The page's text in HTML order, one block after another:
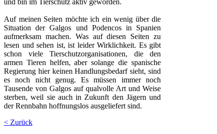
und bin im Tierschutz aktiv geworden.
Auf meinen Seiten möchte ich ein wenig über die
Situation der Galgos und Podencos in Spanien
aufmerksam machen. Was auf diesen Seiten zu
lesen und sehen ist, ist leider Wirklichkeit. Es gibt
schon viele Tierschutzorganisationen, die den
armen Tieren helfen, aber solange die spanische
Regierung hier keinen Handlungsbedarf sieht, sind
es noch nicht genug. Es müssen immer noch
Tausende von Galgos auf qualvolle Art und Weise
sterben, weil sie auch in Zukunft den Jägern und
der Rennbahn hoffnungslos ausgeliefert sind.
< Zurück